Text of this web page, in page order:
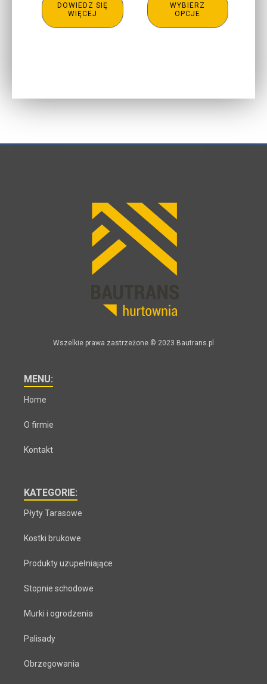
DOWIEDZ SIĘ
WIĘCEJ
od
35,76 zł
WYBIERZ
OPCJE
Wszelkie prawa zastrzeżone © 2023 Bautrans.pl
MENU:
Home
O firmie
Kontakt
KATEGORIE:
Płyty Tarasowe
Kostki brukowe
Produkty uzupełniające
Stopnie schodowe
Murki i ogrodzenia
Palisady
Obrzegowania